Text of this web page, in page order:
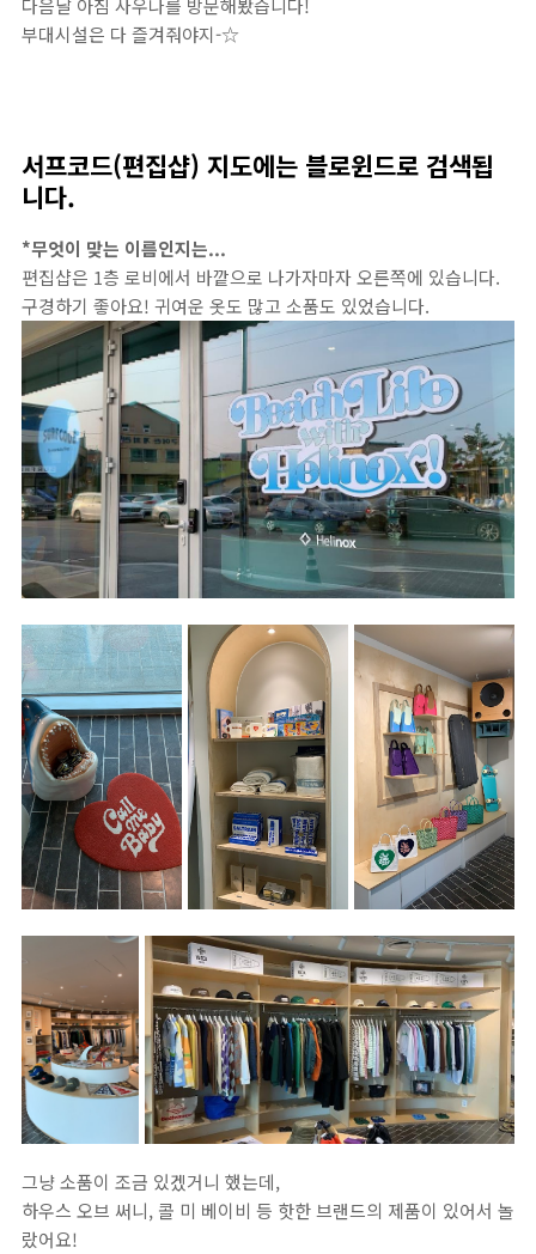
다음날 아침 사우나를 방문해봤습니다!
부대시설은 다 즐겨줘야지-☆
서프코드(편집샵) 지도에는 블로윈드로 검색됩
니다.
*무엇이 맞는 이름인지는...
편집샵은 1층 로비에서 바깥으로 나가자마자 오른쪽에 있습니다.
구경하기 좋아요! 귀여운 옷도 많고 소품도 있었습니다.
그냥 소품이 조금 있겠거니 했는데,
하우스 오브 써니, 콜 미 베이비 등 핫한 브랜드의 제품이 있어서 놀
랐어요!